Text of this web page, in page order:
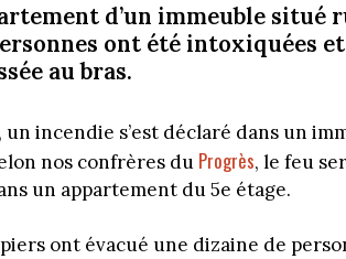
d’un immeuble situé
ont été intoxiquées
au bras.
incendie s’est déclaré dans un
nos confrères du Progrès, le feu
un appartement du 5e étage.
ont évacué une dizaine de